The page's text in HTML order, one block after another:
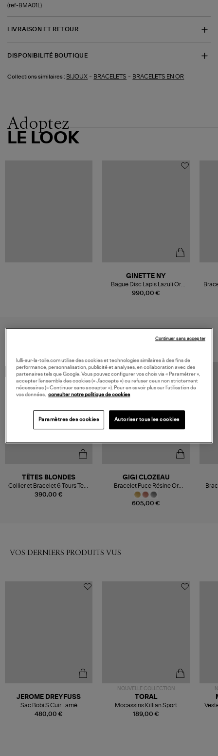
(ref-BMA01L)
LIVRAISON ET RETOUR
DISPONIBILITÉ BOUTIQUE
Collections similaires : BIJOUX - BRACELETS - BRACELETS EN OR
Adoptez
LE LOOK
990,00 €
GINETTE NY
Bague Disc Lapis Lazuli Or
Rose
MADE IN FRANCE
390,00 €
TÊTES BLONDES
Collier et Bracelet 6 Tours Tess
Gold 103cm
605,00 €
GIGI CLOZEAU
Bracelet Puce Résine Or
Diamants
VOS DERNIERS PRODUITS VUS
480,00 €
JEROME DREYFUSS
Sac Bobi S Cuir Lamé
Champagne
NOUVELLE COLLECTION
189,00 €
TORAL
Mocassins Killian Sport
Mousse
lulli-sur-la-toile.com utilise des cookies et technologies similaires à des fins de
performance, personnalisation, publicité et analyses, en collaboration avec des
partenaires tels que Google. Vous pouvez configurer vos choix via « Paramétrer »,
accepter l’ensemble des cookies (« J’accepte ») ou refuser ceux non strictement
nécessaires (« Continuer sans accepter »). Pour en savoir plus sur l’utilisation de
vos données, consulter notre politique de cookies
Paramètres des cookies Autoriser tous les cookies
Continuer sans accepter